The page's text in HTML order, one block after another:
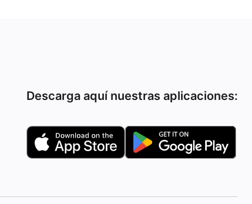
Descarga aquí nuestras aplicaciones: